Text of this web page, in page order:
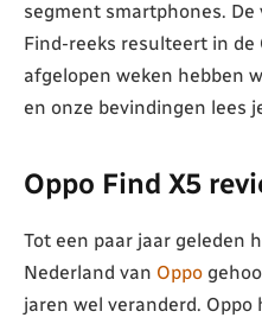
segment smartphones.
Find-reeks resulteert in de
afgelopen weken hebben
en onze bevindingen lees
Oppo Find X5
Tot een paar jaar geleden
Nederland van Oppo
jaren wel veranderd.